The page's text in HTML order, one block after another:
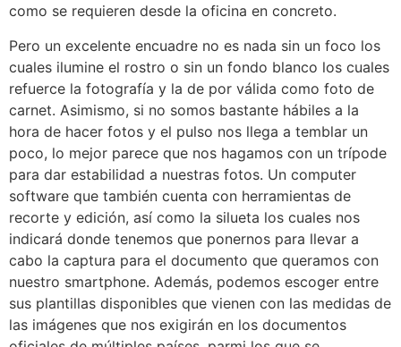
como se requieren desde la oficina en concreto.
Pero un excelente encuadre no es nada sin un foco los
cuales ilumine el rostro o sin un fondo blanco los cuales
refuerce la fotografía y la de por válida como foto de
carnet. Asimismo, si no somos bastante hábiles a la
hora de hacer fotos y el pulso nos llega a temblar un
poco, lo mejor parece que nos hagamos con un trípode
para dar estabilidad a nuestras fotos. Un computer
software que también cuenta con herramientas de
recorte y edición, así como la silueta los cuales nos
indicará donde tenemos que ponernos para llevar a
cabo la captura para el documento que queramos con
nuestro smartphone. Además, podemos escoger entre
sus plantillas disponibles que vienen con las medidas de
las imágenes que nos exigirán en los documentos